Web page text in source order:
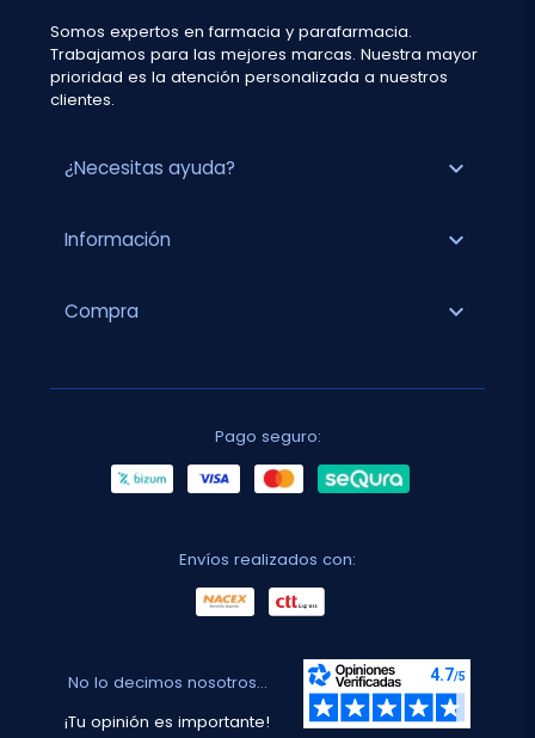
Somos expertos en farmacia y parafarmacia.
Trabajamos para las mejores marcas. Nuestra mayor
prioridad es la atención personalizada a nuestros
clientes.
¿Necesitas ayuda? expand_more
Información expand_more
Compra expand_more
Pago seguro:
Envíos realizados con:
No lo decimos nosotros...
¡Tu opinión es importante!